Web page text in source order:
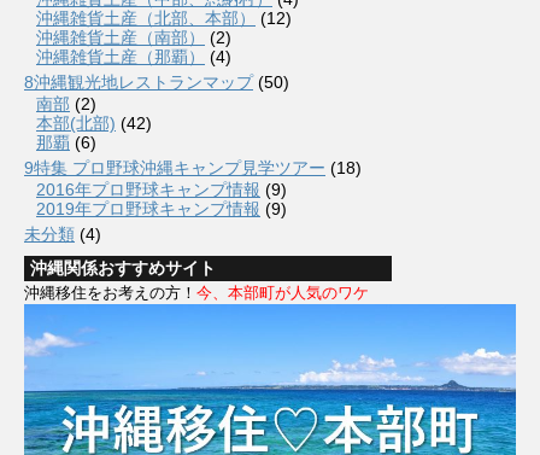
沖縄雑貨土産（北部、本部）
(12)
沖縄雑貨土産（南部）
(2)
沖縄雑貨土産（那覇）
(4)
8沖縄観光地レストランマップ(50)
南部 (2)
本部(北部) (42)
那覇 (6)
9特集 プロ野球沖縄キャンプ見学ツアー (18)
2016年プロ野球キャンプ情報 (9)
2019年プロ野球キャンプ情報 (9)
未分類 (4)
沖縄関係おすすめサイト
沖縄移住をお考えの方！ 今、本部町が人気のワケ